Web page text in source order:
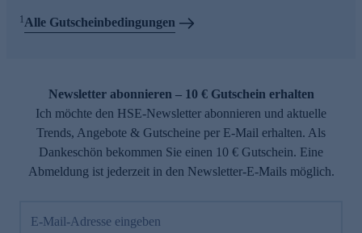
1Alle Gutscheinbedingungen
Newsletter abonnieren – 10 € Gutschein erhalten
Ich möchte den HSE-Newsletter abonnieren und aktuelle
Trends, Angebote & Gutscheine per E-Mail erhalten. Als
Dankeschön bekommen Sie einen 10 € Gutschein. Eine
Abmeldung ist jederzeit in den Newsletter-E-Mails möglich.
E-Mail-Adresse eingeben